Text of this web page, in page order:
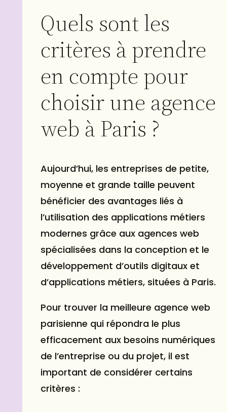
Quels sont les
critères à prendre
en compte pour
choisir une agence
web à Paris ?
Aujourd’hui, les entreprises de petite,
moyenne et grande taille peuvent
bénéficier des avantages liés à
l’utilisation des applications métiers
modernes grâce aux agences web
spécialisées dans la conception et le
développement d’outils digitaux et
d’applications métiers, situées à Paris.
Pour trouver la meilleure agence web
parisienne qui répondra le plus
efficacement aux besoins numériques
de l’entreprise ou du projet, il est
important de considérer certains
critères :